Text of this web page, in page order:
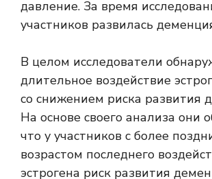
давление. За время
участников развилась
В целом исследователи
длительное воздействие
со снижением риска развития
На основе своего анализа они
что у участников с более
возрастом последнего
эстрогена риск развития